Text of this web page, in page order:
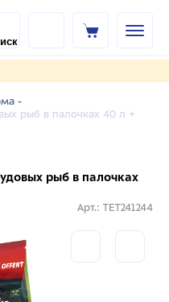
-
рыб в палочках 40 л +
рыб в палочках
Арт.: TET241244